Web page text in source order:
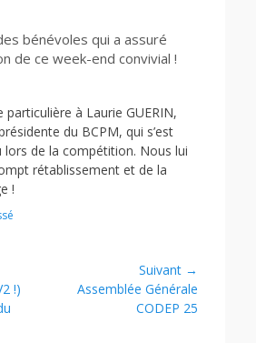
bénévoles qui a assuré
de ce week-end convivial !
à Laurie GUERIN,
du BCPM, qui s’est
lors de la compétition. Nous lui
rétablissement et de la
!
!)
Suivant →
ArticleAssemblée Générale
CODEP 25